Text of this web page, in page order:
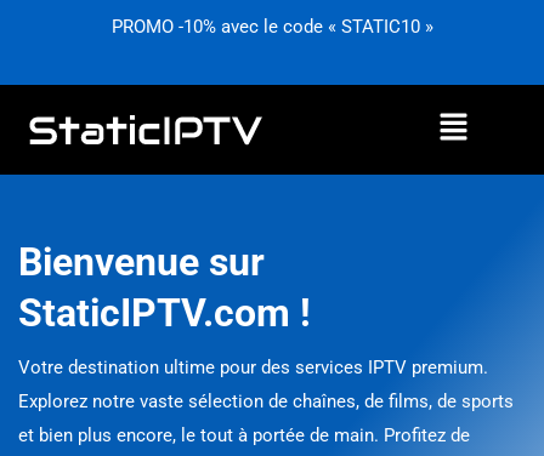
PROMO -10% avec le code « STATIC10 »
Menu
Bienvenue sur
StaticIPTV.com !
Votre destination ultime pour des services IPTV premium.
Explorez notre vaste sélection de chaînes, de films, de sports
et bien plus encore, le tout à portée de main. Profitez de